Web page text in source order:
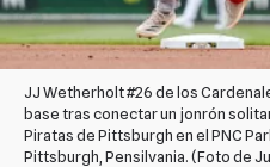
JJ Wetherholt #26 de los
base tras conectar un jonrón
Piratas de Pittsburgh en el PNC
Pittsburgh, Pensilvania. (Foto de